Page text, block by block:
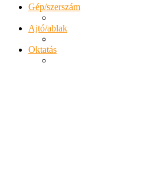
Gép/szerszám
Ajtó/ablak
Oktatás